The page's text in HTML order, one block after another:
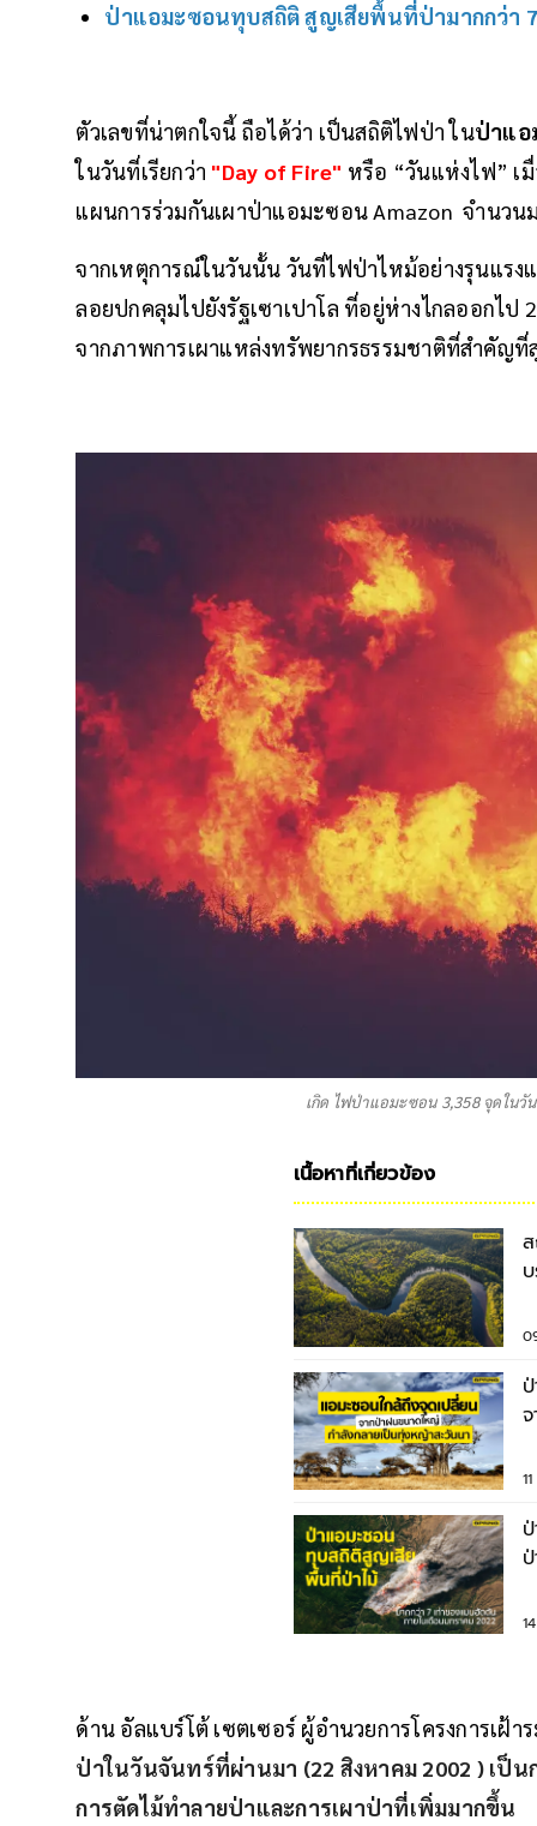
ป่าแอมะซอนทุบสถิติ สูญเสียพื้นที่ป่ามากกว่า
ตัวเลขที่น่าตกใจนี้ ถือได้ว่า เป็นสถิติไฟป่า ในป่าแอ
ในวันที่เรียกว่า "Day of Fire" หรือ “วันแห่งไฟ” เ
แผนการร่วมกันเผาป่าแอมะซอน Amazon จำนว
จากเหตุการณ์ในวันนั้น วันที่ไฟป่าไหม้อย่างรุนแร
ลอยปกคลุมไปยังรัฐเซาเปาโล ที่อยู่ห่างไกลออกไป
จากภาพการเผาแหล่งทรัพยากรธรรมชาติที่สำคัญ
เกิด ไฟป่าแอมะซอน 3,358 จุดในวั
เนื้อหาที่เกี่ยวข้อง
ด้าน อัลแบร์โต้ เซตเซอร์ ผู้อำนวยการโครงการเฝ้า
ป่าในวันจันทร์ที่ผ่านมา (22 สิงหาคม 2002 ) เป็
การตัดไม้ทำลายป่าและการเผาป่าที่เพิ่มมากขึ้น